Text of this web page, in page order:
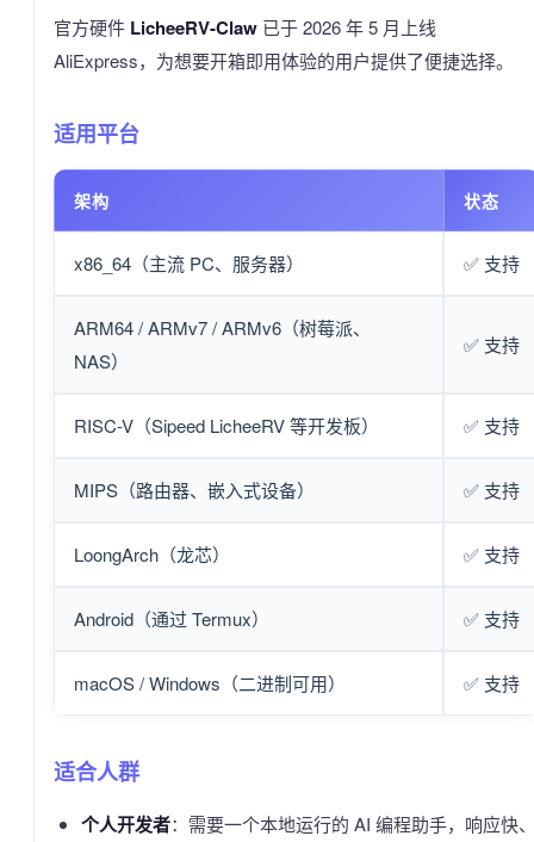
官方硬件 LicheeRV-Claw 已于 2026 年 5 月上线
AliExpress，为想要开箱即用体验的用户提供了便捷选择。
适用平台
架构 状态
x86_64（主流 PC、服务器） ✅ 支持
ARM64 / ARMv7 / ARMv6（树莓派、
NAS）
✅ 支持
RISC-V（Sipeed LicheeRV 等开发板） ✅ 支持
MIPS（路由器、嵌入式设备） ✅ 支持
LoongArch（龙芯） ✅ 支持
Android（通过 Termux） ✅ 支持
macOS / Windows（二进制可用） ✅ 支持
适合人群
个人开发者：需要一个本地运行的 AI 编程助手，响应快